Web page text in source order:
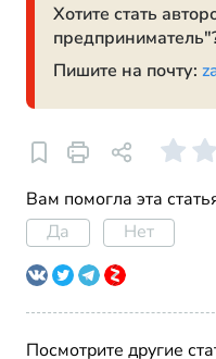
Хотите стать
Пишите на почту:
Вам помогла эта
Да
Нет
Посмотрите другие